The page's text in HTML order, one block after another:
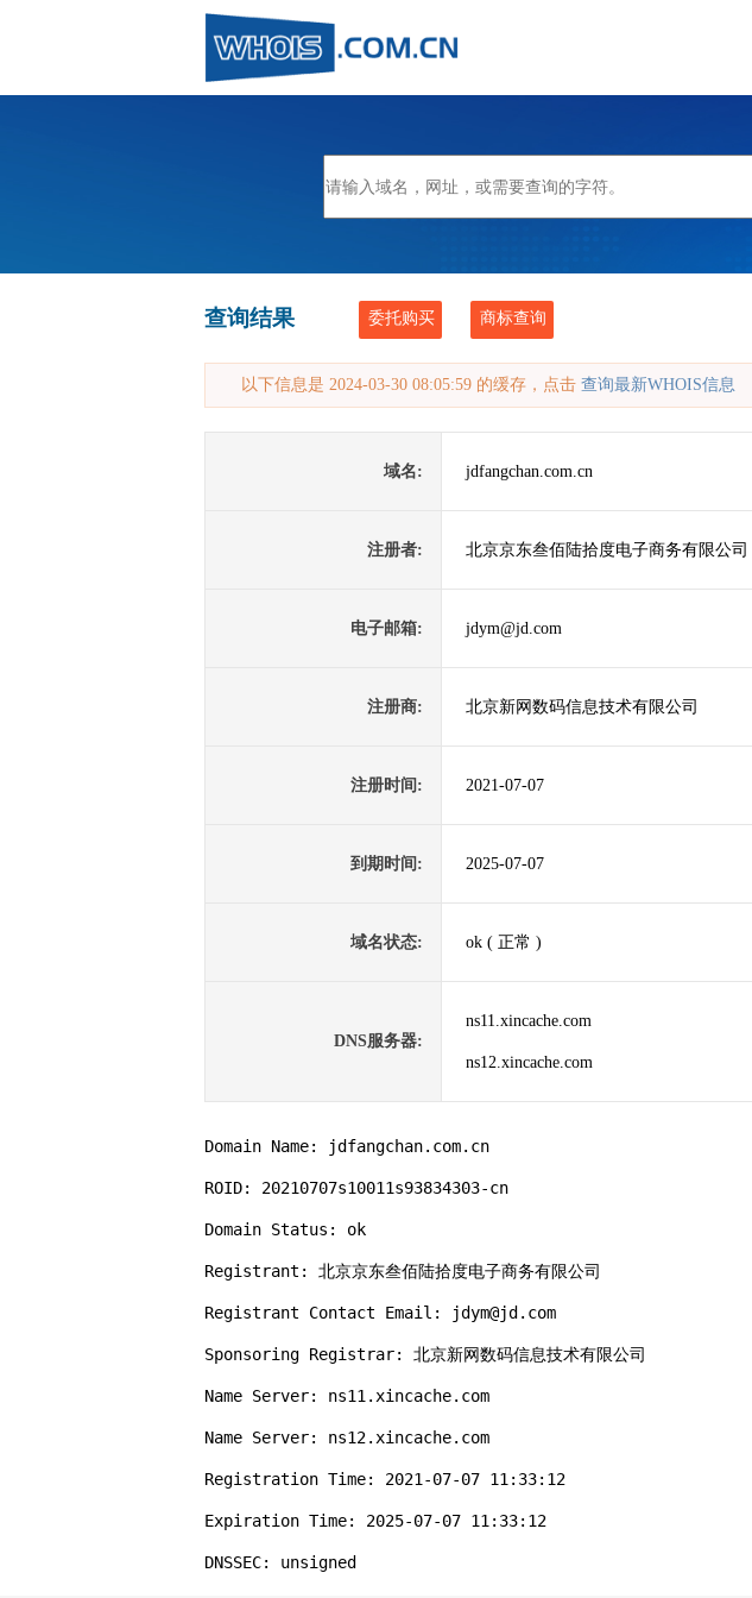
查询结果 委托购买 商标查询
以下信息是 2024-03-30 08:05:59 的缓存，点击 查询最新WHOIS信息
域名: jdfangchan.com.cn
注册者: 北京京东叁佰陆拾度电子商务有限公司
电子邮箱: jdym@jd.com
注册商: 北京新网数码信息技术有限公司
注册时间: 2021-07-07
到期时间: 2025-07-07
域名状态: ok ( 正常 )
DNS服务器:
ns11.xincache.com
ns12.xincache.com
Domain Name: jdfangchan.com.cn
ROID: 20210707s10011s93834303-cn
Domain Status: ok
Registrant: 北京京东叁佰陆拾度电子商务有限公司
Registrant Contact Email: jdym@jd.com
Sponsoring Registrar: 北京新网数码信息技术有限公司
Name Server: ns11.xincache.com
Name Server: ns12.xincache.com
Registration Time: 2021-07-07 11:33:12
Expiration Time: 2025-07-07 11:33:12